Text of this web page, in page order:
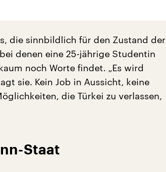
die sinnbildlich für den Zustand der
denen eine 25-jährige Studentin
noch Worte findet. „Es wird
sie. Kein Job in Aussicht, keine
die Türkei zu verlassen,
Staat